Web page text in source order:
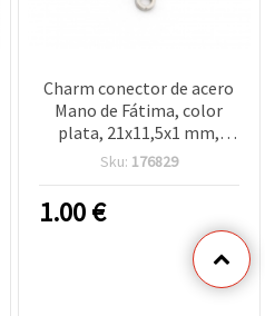
Charm conector de acero
Mano de Fátima, color
plata, 21x11,5x1 mm,
agujero 1 mm, 2 uds
Sku: 176829
1.00€